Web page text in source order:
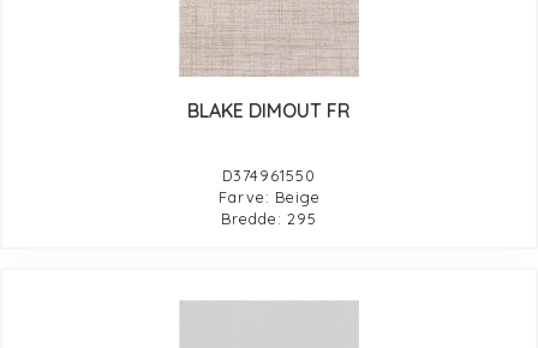
BLAKE DIMOUT FR
D374961550
Farve: Beige
Bredde: 295